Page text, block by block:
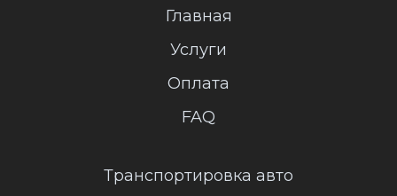
Главная
Услуги
Оплата
FAQ
Транспортировка авто